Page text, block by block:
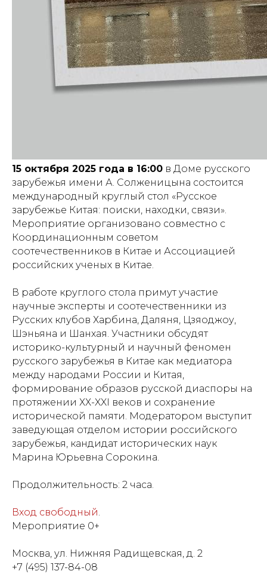
15 октября 2025 года в 16:00 в Доме русского
зарубежья имени А. Солженицына состоится
международный круглый стол «Русское
зарубежье Китая: поиски, находки, связи».
Мероприятие организовано совместно с
Координационным советом
соотечественников в Китае и Ассоциацией
российских ученых в Китае.
В работе круглого стола примут участие
научные эксперты и соотечественники из
Русских клубов Харбина, Даляня, Цзяоджоу,
Шэньяна и Шанхая. Участники обсудят
историко-культурный и научный феномен
русского зарубежья в Китае как медиатора
между народами России и Китая,
формирование образов русской диаспоры на
протяжении ХХ-XXI веков и сохранение
исторической памяти. Модератором выступит
заведующая отделом истории российского
зарубежья, кандидат исторических наук
Марина Юрьевна Сорокина.
Продолжительность: 2 часа.
Вход свободный.
Мероприятие 0+
Москва, ул. Нижняя Радищевская, д. 2
+7 (495) 137-84-08